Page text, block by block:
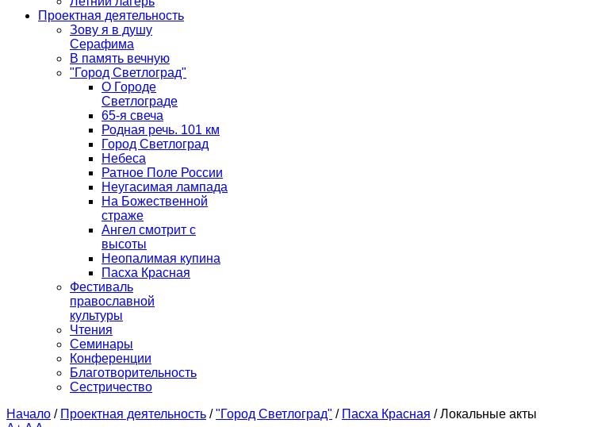
Проектная деятельность
Зову я в душу
Серафима
В память вечную
"Город Светлоград"
О Городе
Светлограде
65-я свеча
Родная речь. 101 км
Город Светлоград
Небеса
Ратное Поле России
Неугасимая лампада
На Божественной
страже
Ангел смотрит с
высоты
Неопалимая купина
Пасха Красная
Фестиваль
православной
культуры
Чтения
Семинары
Конференции
Благотворительность
Сестричество
Начало / Проектная деятельность / "Город Светлоград" / Пасха Красная / Локальные акты